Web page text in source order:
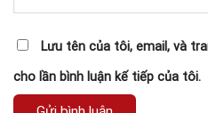
Lưu tên của tôi, email, và
cho lần bình luận kế tiếp của tôi.